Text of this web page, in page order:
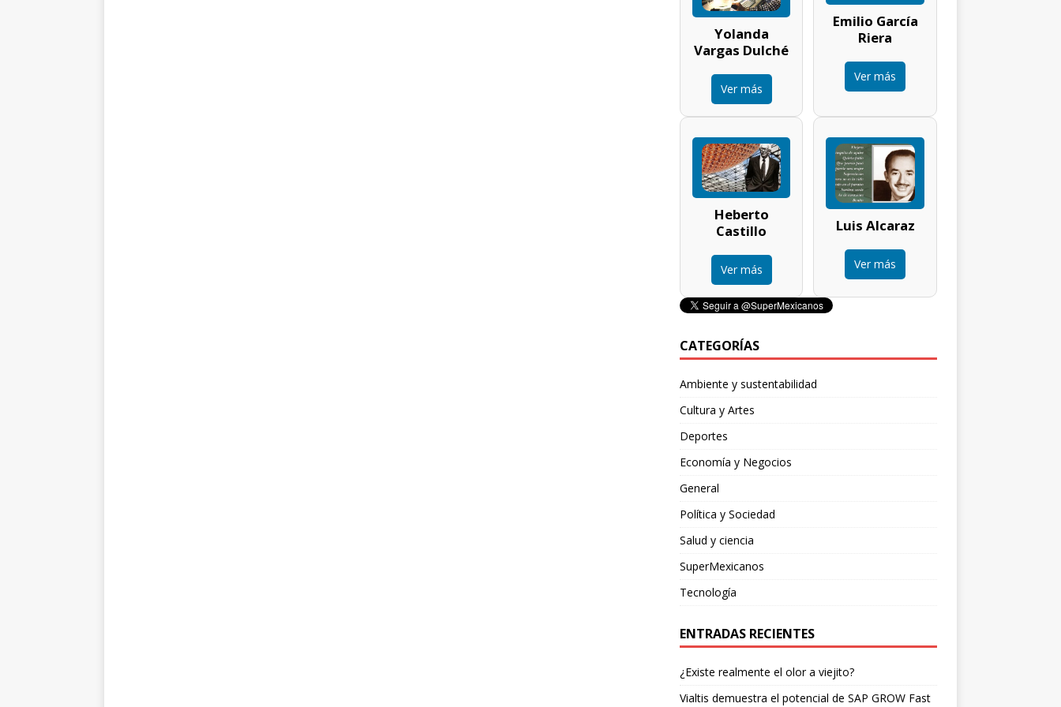
Yolanda
Vargas Dulché
Ver más
Emilio García
Riera
Ver más
Heberto
Castillo
Ver más
Luis Alcaraz
Ver más
CATEGORÍAS
Ambiente y sustentabilidad
Cultura y Artes
Deportes
Economía y Negocios
General
Política y Sociedad
Salud y ciencia
SuperMexicanos
Tecnología
ENTRADAS RECIENTES
¿Existe realmente el olor a viejito?
Vialtis demuestra el potencial de SAP GROW Fast